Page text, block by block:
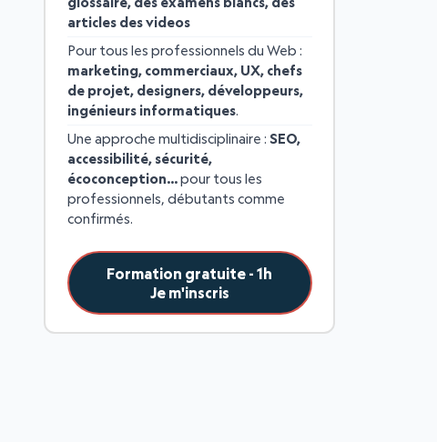
articles des videos
Pour tous les professionnels du Web :
marketing, commerciaux, UX, chefs
de projet, designers, développeurs,
ingénieurs informatiques.
Une approche multidisciplinaire : SEO,
accessibilité, sécurité,
écoconception…pour tous les
professionnels, débutants comme
confirmés.
Formation gratuite - 1h
Je m'inscris